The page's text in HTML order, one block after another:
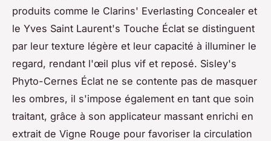
produits comme le Clarins' Everlasting Concealer et
le Yves Saint Laurent's Touche Éclat se distinguent
par leur texture légère et leur capacité à illuminer le
regard, rendant l'œil plus vif et reposé. Sisley's
Phyto-Cernes Éclat ne se contente pas de masquer
les ombres, il s'impose également en tant que soin
traitant, grâce à son applicateur massant enrichi en
extrait de Vigne Rouge pour favoriser la circulation